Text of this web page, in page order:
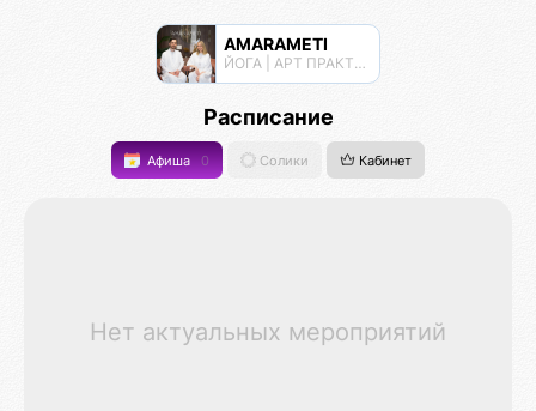
AMARAMETI
ЙОГА | АРТ ПРАКТИКИ | МЕДИТАЦИИ
Расписание
Афиша 0 Солики Кабинет
Нет актуальных мероприятий